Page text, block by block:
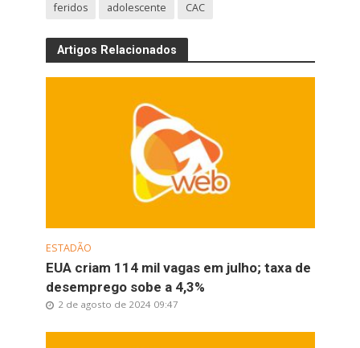
feridos
adolescente CAC
Artigos Relacionados
ESTADÃO
EUA criam 114 mil vagas em julho; taxa de
desemprego sobe a 4,3%
2 de agosto de 2024 09:47